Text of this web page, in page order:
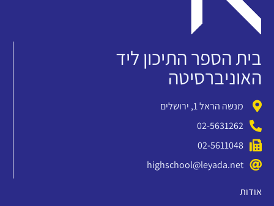
בית הספר התיכון ליד
האוניברסיטה
מנשה הראל 1, ירושלים
02-5631262
02-5611048
highschool@leyada.net
אודות